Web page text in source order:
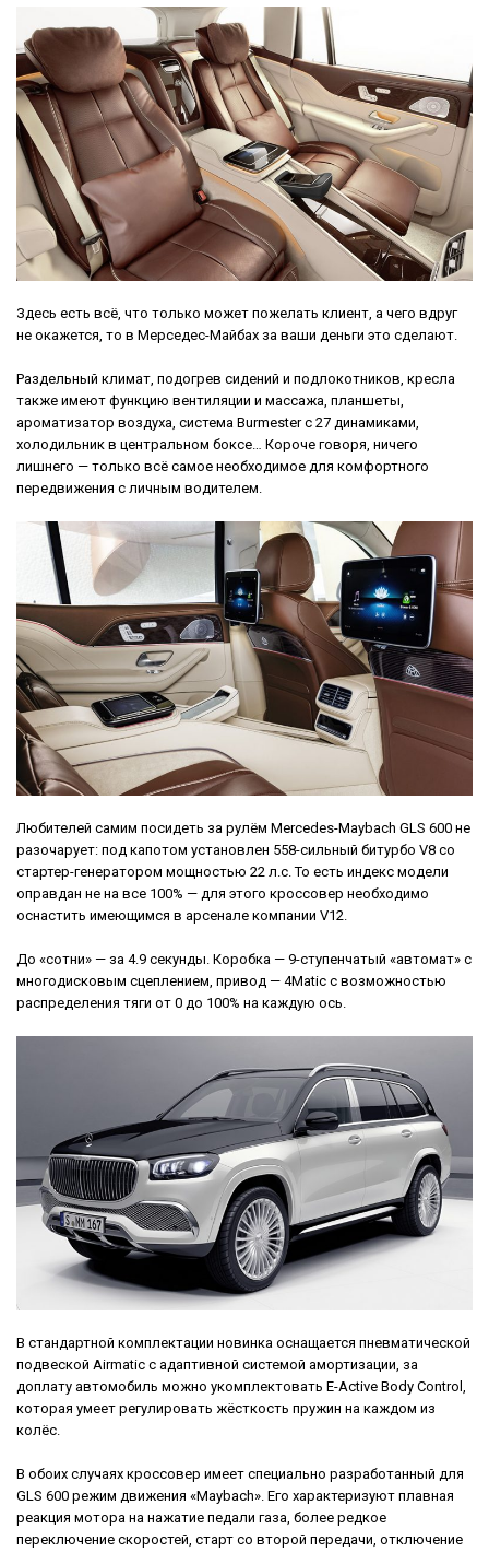
Здесь есть всё, что только может пожелать клиент, а чего вдруг
не окажется, то в Мерседес-Майбах за ваши деньги это сделают.
Раздельный климат, подогрев сидений и подлокотников, кресла
также имеют функцию вентиляции и массажа, планшеты,
ароматизатор воздуха, система Burmester с 27 динамиками,
холодильник в центральном боксе… Короче говоря, ничего
лишнего — только всё самое необходимое для комфортного
передвижения с личным водителем.
Любителей самим посидеть за рулём Mercedes-Maybach GLS 600 не
разочарует: под капотом установлен 558-сильный битурбо V8 со
стартер-генератором мощностью 22 л.с. То есть индекс модели
оправдан не на все 100% — для этого кроссовер необходимо
оснастить имеющимся в арсенале компании V12.
До «сотни» — за 4.9 секунды. Коробка — 9-ступенчатый «автомат» с
многодисковым сцеплением, привод — 4Matic с возможностью
распределения тяги от 0 до 100% на каждую ось.
В стандартной комплектации новинка оснащается пневматической
подвеской Airmatic с адаптивной системой амортизации, за
доплату автомобиль можно укомплектовать E-Active Body Control,
которая умеет регулировать жёсткость пружин на каждом из
колёс.
В обоих случаях кроссовер имеет специально разработанный для
GLS 600 режим движения «Maybach». Его характеризуют плавная
реакция мотора на нажатие педали газа, более редкое
переключение скоростей, старт со второй передачи, отключение